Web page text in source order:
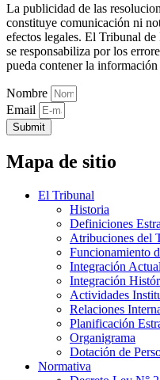
La publicidad de las
constituye comunicación ni
efectos legales. El Tribunal
se responsabiliza por los
pueda contener la
Nombre
Email
Submit
Mapa de sitio
El Tribunal
Historia
Definiciones
Atribuciones del
Funcionamiento
Integración Actual
Integración
Actividades
Relaciones
Planificación
Organigrama
Dotación de
Normativa